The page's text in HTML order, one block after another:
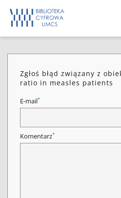
Zgłoś błąd związany z
ratio in measles patients
E-mail*
Komentarz*